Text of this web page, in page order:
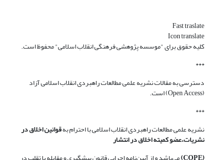
Fast traslate
Icon translate
کلیه حقوق برای "موسسه پژوهشی فرهنگی انقلاب اسلامی" محفوظ است.
***
دسترسی به مقالات نشریه علمی مطالعات راهبردی انقلاب اسلامی آزاد
(Open Access) است.
***
نشریه علمی مطالعات راهبردی انقلاب اسلامی با احترام بهقوانین اخلاق در
نشریات،عضو کمیته اخلاق در انتشار